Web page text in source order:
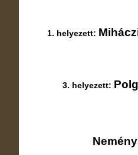
1. helyezett:
3. helyezett: